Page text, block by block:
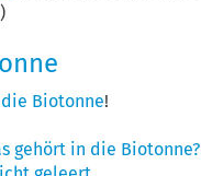
Biotonne!
gehört in die Biotonne?